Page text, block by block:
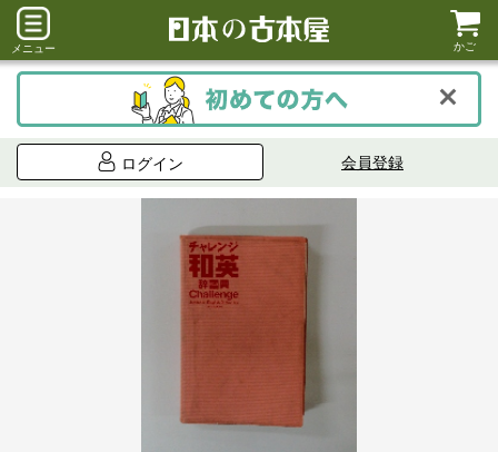
メニュー かご
ログイン 会員登録